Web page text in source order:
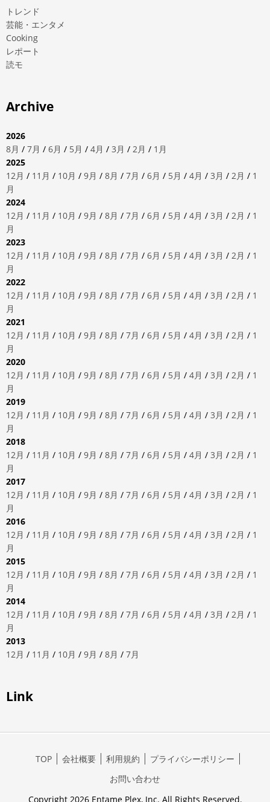
トレンド
芸能・エンタメ
Cooking
レポート
読モ
Archive
2026
8月 / 7月 / 6月 / 5月 / 4月 / 3月 / 2月 / 1月
2025
12月 / 11月 / 10月 / 9月 / 8月 / 7月 / 6月 / 5月 / 4月 / 3月 / 2月 / 1
月
2024
12月 / 11月 / 10月 / 9月 / 8月 / 7月 / 6月 / 5月 / 4月 / 3月 / 2月 / 1
月
2023
12月 / 11月 / 10月 / 9月 / 8月 / 7月 / 6月 / 5月 / 4月 / 3月 / 2月 / 1
月
2022
12月 / 11月 / 10月 / 9月 / 8月 / 7月 / 6月 / 5月 / 4月 / 3月 / 2月 / 1
月
2021
12月 / 11月 / 10月 / 9月 / 8月 / 7月 / 6月 / 5月 / 4月 / 3月 / 2月 / 1
月
2020
12月 / 11月 / 10月 / 9月 / 8月 / 7月 / 6月 / 5月 / 4月 / 3月 / 2月 / 1
月
2019
12月 / 11月 / 10月 / 9月 / 8月 / 7月 / 6月 / 5月 / 4月 / 3月 / 2月 / 1
月
2018
12月 / 11月 / 10月 / 9月 / 8月 / 7月 / 6月 / 5月 / 4月 / 3月 / 2月 / 1
月
2017
12月 / 11月 / 10月 / 9月 / 8月 / 7月 / 6月 / 5月 / 4月 / 3月 / 2月 / 1
月
2016
12月 / 11月 / 10月 / 9月 / 8月 / 7月 / 6月 / 5月 / 4月 / 3月 / 2月 / 1
月
2015
12月 / 11月 / 10月 / 9月 / 8月 / 7月 / 6月 / 5月 / 4月 / 3月 / 2月 / 1
月
2014
12月 / 11月 / 10月 / 9月 / 8月 / 7月 / 6月 / 5月 / 4月 / 3月 / 2月 / 1
月
2013
12月 / 11月 / 10月 / 9月 / 8月 / 7月
Link
TOP 会社概要 利用規約
プライバシーポリシー
お問い合わせ
Copyright 2026 Entame Plex, Inc. All Rights Reserved.